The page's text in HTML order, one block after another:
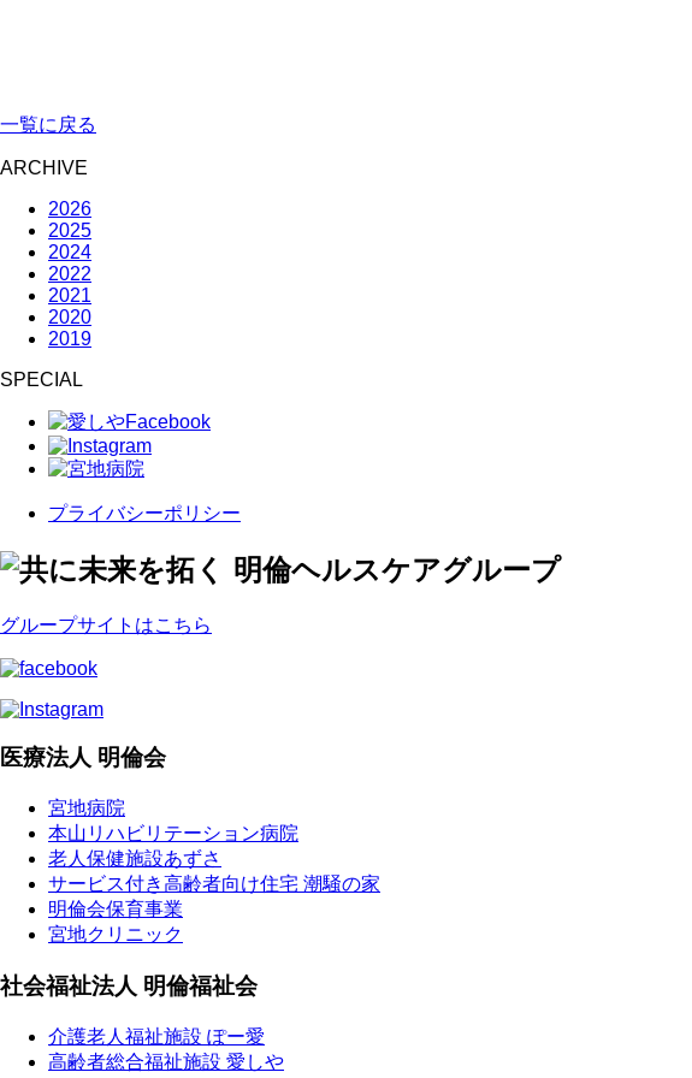
一覧に戻る
ARCHIVE
2026
2025
2024
2022
2021
2020
2019
SPECIAL
プライバシーポリシー
グループサイトはこちら
医療法人 明倫会
宮地病院
本山リハビリテーション病院
老人保健施設あずさ
サービス付き高齢者向け住宅 潮騒の家
明倫会保育事業
宮地クリニック
社会福祉法人 明倫福祉会
介護老人福祉施設 ぽー愛
高齢者総合福祉施設 愛しや